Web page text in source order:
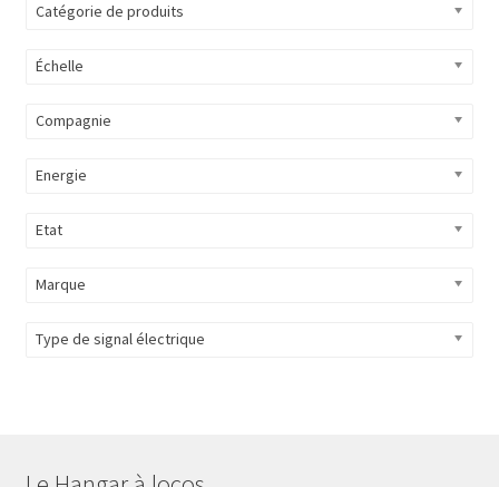
Catégorie de produits
Échelle
Compagnie
Energie
Etat
Marque
Type de signal électrique